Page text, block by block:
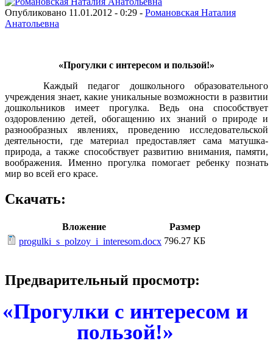
Опубликовано 11.01.2012 - 0:29 - Романовская Наталия
Анатольевна
«Прогулки с интересом и пользой!»
Каждый педагог дошкольного образовательного
учреждения знает, какие уникальные возможности в развитии
дошкольников имеет прогулка. Ведь она способствует
оздоровлению детей, обогащению их знаний о природе и
разнообразных явлениях, проведению исследовательской
деятельности, где материал предоставляет сама матушка-
природа, а также способствует развитию внимания, памяти,
воображения. Именно прогулка помогает ребенку познать
мир во всей его красе.
Скачать:
Вложение
Размер
progulki_s_polzoy_i_interesom.docx 796.27 КБ
Предварительный просмотр:
«Прогулки с интересом и
пользой!»